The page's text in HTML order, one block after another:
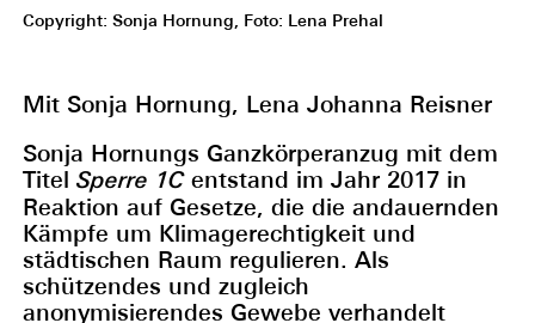
Copyright: Sonja Hornung, Foto: Lena Prehal
Mit Sonja Hornung, Lena Johanna Reisner
Sonja Hornungs Ganzkörperanzug mit dem
Titel Sperre 1Centstand im Jahr 2017 in
Reaktion auf Gesetze, die die andauernden
Kämpfe um Klimagerechtigkeit und
städtischen Raum regulieren. Als
schützendes und zugleich
anonymisierendes Gewebe verhandelt